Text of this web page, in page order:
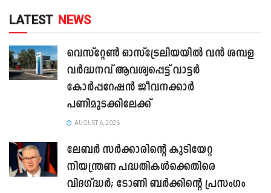
LATEST NEWS
വെസ്റ്റേൺ ഓസ്‌ട്രേലിയയിൽ വൻ ശമ്പള
വർദ്ധനവ് ആവശ്യപ്പെട്ട് വാട്ടർ
കോർപ്പറേഷൻ ജീവനക്കാർ
പണിമുടക്കിലേക്ക്
AUGUST 6, 2026
ലേബർ സർക്കാരിന്റെ കുടിയേറ്റ
നിയന്ത്രണ പദ്ധതികൾക്കെതിരെ
വിദഗ്ദ്ധർ; ടോണി ബർക്കിന്റെ പ്രസംഗം